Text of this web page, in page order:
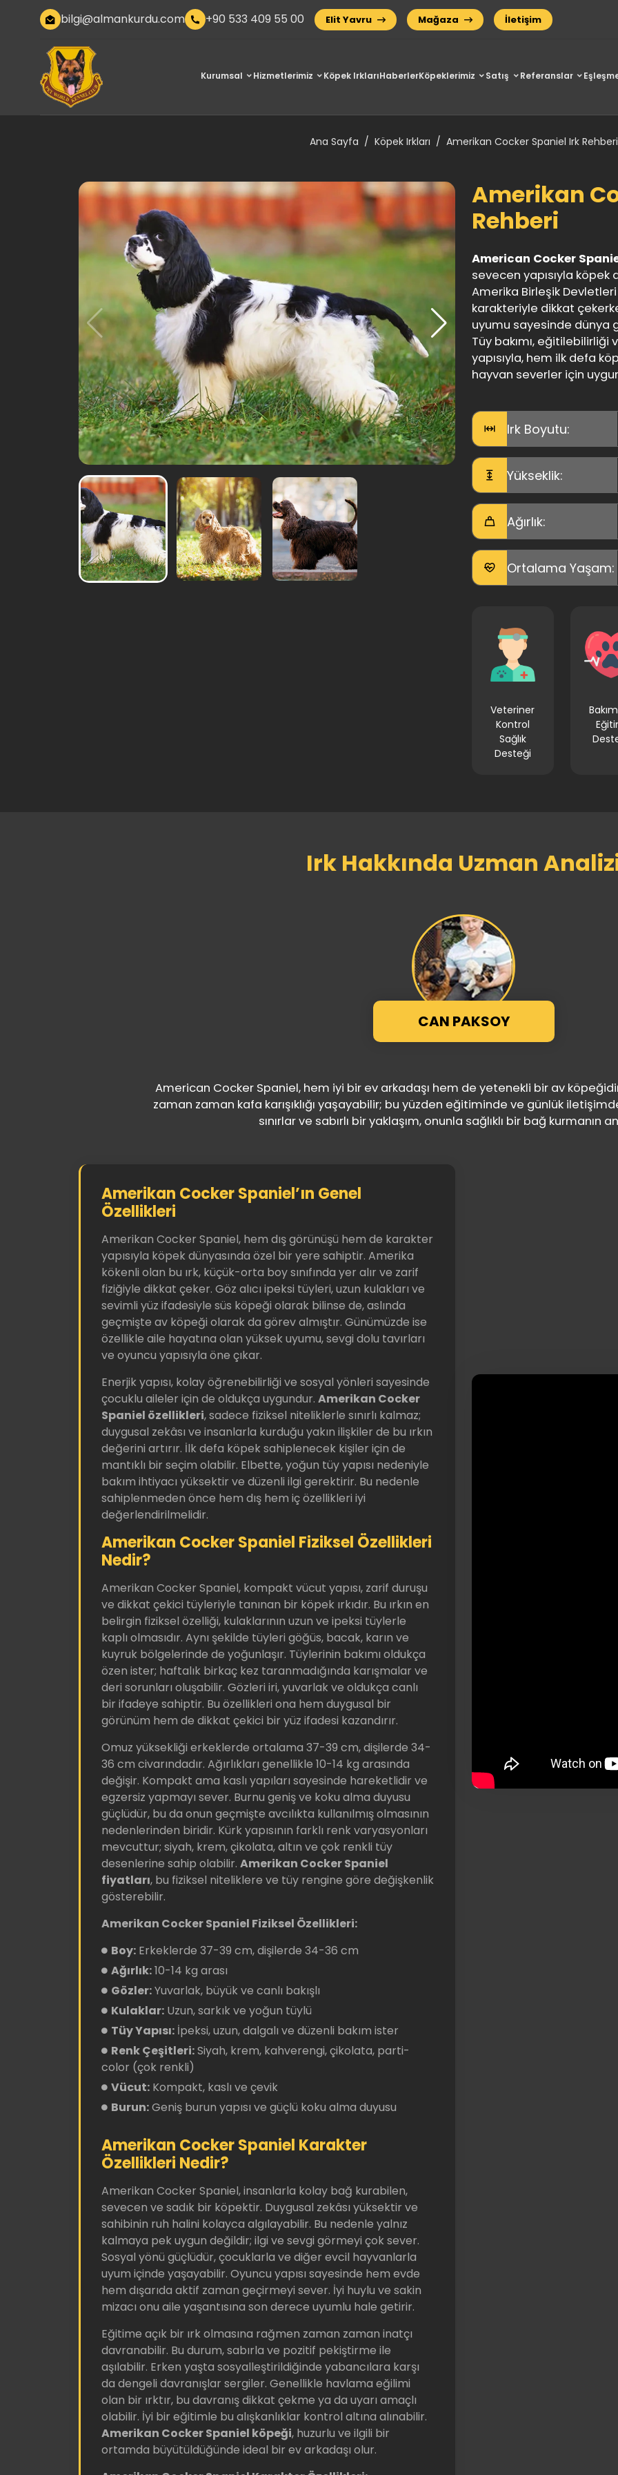
bilgi@almankurdu.com +90 533 409 55 00 Elit Yavru Mağaza İletişim
Kurumsal Hizmetlerimiz Köpek IrklarıHaberlerKöpeklerimiz Satış Referanslar
Ana Sayfa Köpek Irkları Amerikan Cocker Spaniel Irk Rehberi
Amerikan
Rehberi
American Cocker
sevecen yapısıyla köpek
Amerika Birleşik
karakteriyle dikkat
uyumu sayesinde dünya
Tüy bakımı,
yapısıyla, hem ilk defa
hayvan severler için
Irk Boyutu:
Yükseklik:
Ağırlık:
Ortalama Yaşam:
Veteriner
Kontrol
Sağlık
Desteği
Irk Hakkında Uzman
CAN PAKSOY
American Cocker Spaniel, hem iyi bir ev arkadaşı hem de yetenekli bir av
zaman zaman kafa karışıklığı yaşayabilir; bu yüzden eğitiminde ve günlük
sınırlar ve sabırlı bir yaklaşım, onunla sağlıklı bir bağ kurmanın
Amerikan Cocker Spaniel’ın Genel
Özellikleri
Amerikan Cocker Spaniel, hem dış görünüşü hem de karakter
yapısıyla köpek dünyasında özel bir yere sahiptir. Amerika
kökenli olan bu ırk, küçük-orta boy sınıfında yer alır ve zarif
fiziğiyle dikkat çeker. Göz alıcı ipeksi tüyleri, uzun kulakları ve
sevimli yüz ifadesiyle süs köpeği olarak bilinse de, aslında
geçmişte av köpeği olarak da görev almıştır. Günümüzde ise
özellikle aile hayatına olan yüksek uyumu, sevgi dolu tavırları
ve oyuncu yapısıyla öne çıkar.
Enerjik yapısı, kolay öğrenebilirliği ve sosyal yönleri sayesinde
çocuklu aileler için de oldukça uygundur. Amerikan Cocker
Spaniel özellikleri, sadece fiziksel niteliklerle sınırlı kalmaz;
duygusal zekâsı ve insanlarla kurduğu yakın ilişkiler de bu ırkın
değerini artırır. İlk defa köpek sahiplenecek kişiler için de
mantıklı bir seçim olabilir. Elbette, yoğun tüy yapısı nedeniyle
bakım ihtiyacı yüksektir ve düzenli ilgi gerektirir. Bu nedenle
sahiplenmeden önce hem dış hem iç özellikleri iyi
değerlendirilmelidir.
Amerikan Cocker Spaniel Fiziksel Özellikleri
Nedir?
Amerikan Cocker Spaniel, kompakt vücut yapısı, zarif duruşu
ve dikkat çekici tüyleriyle tanınan bir köpek ırkıdır. Bu ırkın en
belirgin fiziksel özelliği, kulaklarının uzun ve ipeksi tüylerle
kaplı olmasıdır. Aynı şekilde tüyleri göğüs, bacak, karın ve
kuyruk bölgelerinde de yoğunlaşır. Tüylerinin bakımı oldukça
özen ister; haftalık birkaç kez taranmadığında karışmalar ve
deri sorunları oluşabilir. Gözleri iri, yuvarlak ve oldukça canlı
bir ifadeye sahiptir. Bu özellikleri ona hem duygusal bir
görünüm hem de dikkat çekici bir yüz ifadesi kazandırır.
Omuz yüksekliği erkeklerde ortalama 37-39 cm, dişilerde 34-
36 cm civarındadır. Ağırlıkları genellikle 10-14 kg arasında
değişir. Kompakt ama kaslı yapıları sayesinde hareketlidir ve
egzersiz yapmayı sever. Burnu geniş ve koku alma duyusu
güçlüdür, bu da onun geçmişte avcılıkta kullanılmış olmasının
nedenlerinden biridir. Kürk yapısının farklı renk varyasyonları
mevcuttur; siyah, krem, çikolata, altın ve çok renkli tüy
desenlerine sahip olabilir. Amerikan Cocker Spaniel
fiyatları, bu fiziksel niteliklere ve tüy rengine göre değişkenlik
gösterebilir.
Amerikan Cocker Spaniel Fiziksel Özellikleri:
Boy: Erkeklerde 37-39 cm, dişilerde 34-36 cm
Ağırlık:10-14 kg arası
Gözler:Yuvarlak, büyük ve canlı bakışlı
Kulaklar: Uzun, sarkık ve yoğun tüylü
Tüy Yapısı: İpeksi, uzun, dalgalı ve düzenli bakım ister
Renk Çeşitleri:Siyah, krem, kahverengi, çikolata, parti-
color (çok renkli)
Vücut: Kompakt, kaslı ve çevik
Burun:Geniş burun yapısı ve güçlü koku alma duyusu
Amerikan Cocker Spaniel Karakter
Özellikleri Nedir?
Amerikan Cocker Spaniel, insanlarla kolay bağ kurabilen,
sevecen ve sadık bir köpektir. Duygusal zekâsı yüksektir ve
sahibinin ruh halini kolayca algılayabilir. Bu nedenle yalnız
kalmaya pek uygun değildir; ilgi ve sevgi görmeyi çok sever.
Sosyal yönü güçlüdür, çocuklarla ve diğer evcil hayvanlarla
uyum içinde yaşayabilir. Oyuncu yapısı sayesinde hem evde
hem dışarıda aktif zaman geçirmeyi sever. İyi huylu ve sakin
mizacı onu aile yaşantısına son derece uyumlu hale getirir.
Eğitime açık bir ırk olmasına rağmen zaman zaman inatçı
davranabilir. Bu durum, sabırla ve pozitif pekiştirme ile
aşılabilir. Erken yaşta sosyalleştirildiğinde yabancılara karşı
da dengeli davranışlar sergiler. Genellikle havlama eğilimi
olan bir ırktır, bu davranış dikkat çekme ya da uyarı amaçlı
olabilir. İyi bir eğitimle bu alışkanlıklar kontrol altına alınabilir.
Amerikan Cocker Spaniel köpeği, huzurlu ve ilgili bir
ortamda büyütüldüğünde ideal bir ev arkadaşı olur.